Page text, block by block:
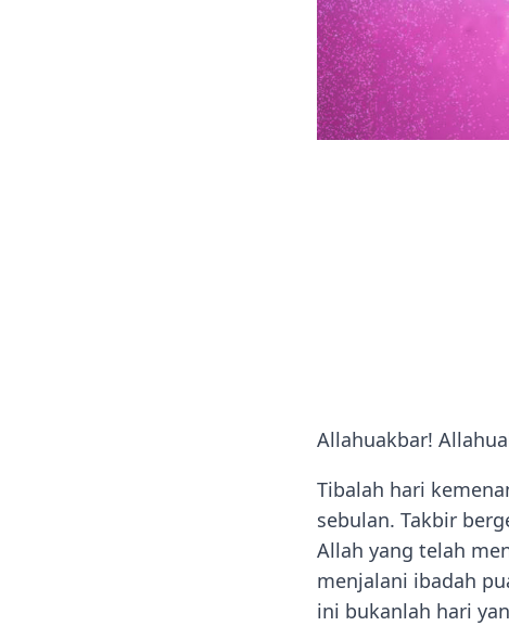
Allahuakbar!
Tibalah hari
sebulan. Takbir
Allah yang telah
menjalani ibadah
ini bukanlah hari